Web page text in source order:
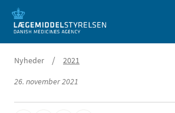
Nyheder /
2021
26. november 2021